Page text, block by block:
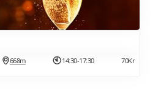
668m 14:30-17:30 70Kr